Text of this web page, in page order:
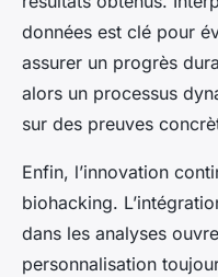
données est clé pour
assurer un progrès
alors un processus
sur des preuves
Enfin, l’innovation
biohacking.
dans les analyses
personnalisation